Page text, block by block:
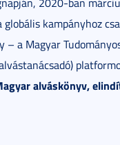
kampányhoz
– a Magyar
alváskönyv,